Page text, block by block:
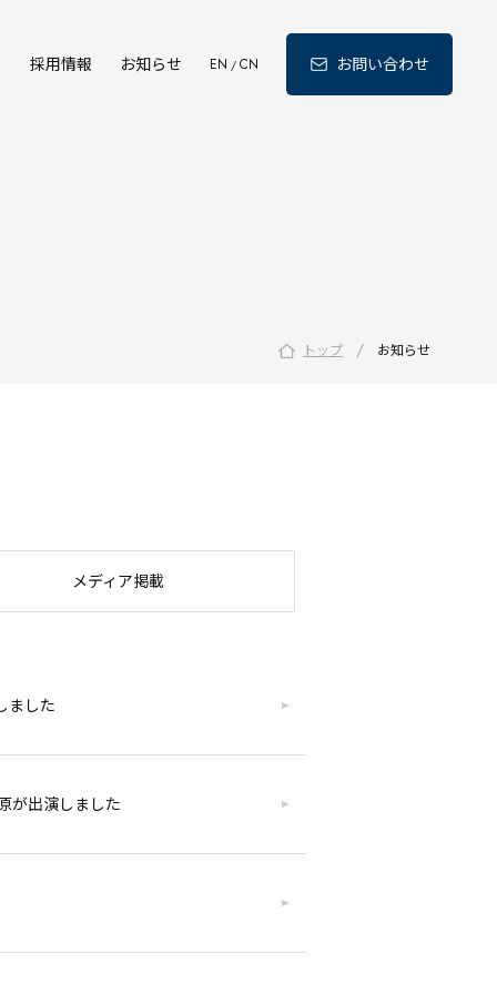
採用情報 お知らせ EN / CN お問い合わせ
トップ / お知らせ
メディア掲載
ました
が出演しました